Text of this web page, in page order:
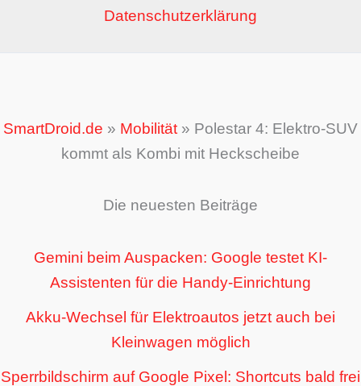
Datenschutzerklärung
SmartDroid.de » Mobilität » Polestar 4: Elektro-SUV
kommt als Kombi mit Heckscheibe
Die neuesten Beiträge
Gemini beim Auspacken: Google testet KI-
Assistenten für die Handy-Einrichtung
Akku-Wechsel für Elektroautos jetzt auch bei
Kleinwagen möglich
Sperrbildschirm auf Google Pixel: Shortcuts bald frei